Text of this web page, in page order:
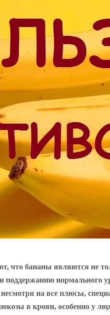
что бананы являются не
нормального
на все плюсы,
в крови, особенно у